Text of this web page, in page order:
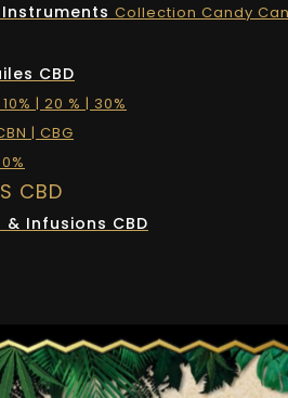
Collection Candy
CBD
10% | 20 % | 30%
| CBG
CBD
Infusions CBD